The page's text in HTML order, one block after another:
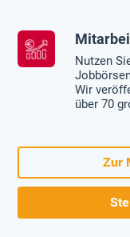
Nutzen
Wir
über 70
Zur